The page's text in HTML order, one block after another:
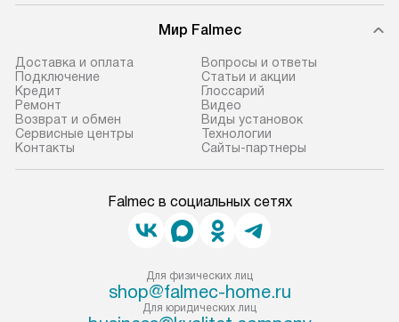
Мир Falmec
Доставка и оплата
Подключение
Кредит
Ремонт
Возврат и обмен
Сервисные центры
Контакты
Вопросы и ответы
Статьи и акции
Глоссарий
Видео
Виды установок
Технологии
Сайты-партнеры
Falmec в социальных сетях
Для физических лиц
shop@falmec-home.ru
Для юридических лиц